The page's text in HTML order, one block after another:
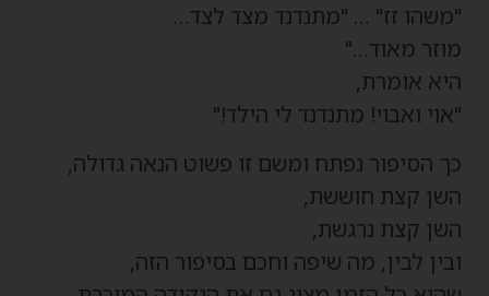
זז" … "מתנדנד מצד לצד…
מאוד…"
אומרת,
ואבוי! מתנדנד לי הילד!"
הסיפור נפתח ומשם זו פשוט הנאה גדולה,
קצת חוששת,
קצת נרגשת,
לבין, מה שיפה וחכם בסיפור הזה,